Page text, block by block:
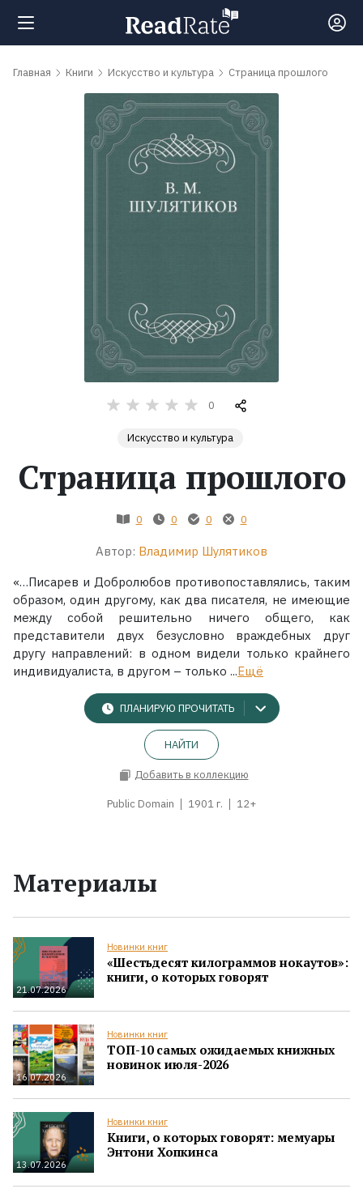
Поиск
Экранизации
Главная Книги Искусство и культура Страница прошлого
0
Искусство и культура
Страница прошлого
0 0 0 0
Автор: Владимир Шулятиков
«…Писарев и Добролюбов противопоставлялись, таким
образом, один другому, как два писателя, не имеющие
между собой решительно ничего общего, как
представители двух безусловно враждебных друг
другу направлений: в одном видели только крайнего
индивидуалиста, в другом – только ...Ещё
ПЛАНИРУЮ ПРОЧИТАТЬ
НАЙТИ
Добавить в коллекцию
Public Domain 1901 г. 12+
Материалы
21.07.2026
Новинки книг
«Шестьдесят килограммов нокаутов»:
книги, о которых говорят
16.07.2026
Новинки книг
ТОП-10 самых ожидаемых книжных
новинок июля-2026
13.07.2026
Новинки книг
Книги, о которых говорят: мемуары
Энтони Хопкинса